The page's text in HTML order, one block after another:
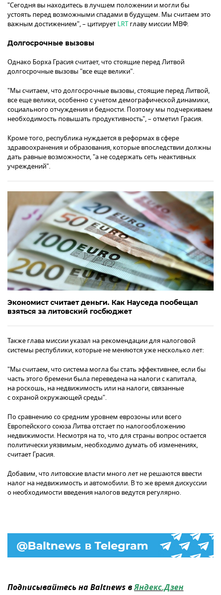
"Сегодня вы находитесь в лучшем положении и могли бы
устоять перед возможными спадами в будущем. Мы считаем это
важным достижением", – цитирует LRT главу миссии МВФ.
Долгосрочные вызовы
Однако Борха Грасия считает, что стоящие перед Литвой
долгосрочные вызовы "все еще велики".
"Мы считаем, что долгосрочные вызовы, стоящие перед Литвой,
все еще велики, особенно с учетом демографической динамики,
социального отчуждения и бедности. Поэтому мы подчеркиваем
необходимость повышать продуктивность", – отметил Грасия.
Кроме того, республика нуждается в реформах в сфере
здравоохранения и образования, которые впоследствии должны
дать равные возможности, "а не содержать сеть неактивных
учреждений".
Экономист считает деньги. Как Науседа пообещал
взяться за литовский госбюджет
Также глава миссии указал на рекомендации для налоговой
системы республики, которые не меняются уже несколько лет:
"Мы считаем, что система могла бы стать эффективнее, если бы
часть этого бремени была переведена на налоги с капитала,
на роскошь, на недвижимость или на налоги, связанные
с охраной окружающей среды".
По сравнению со средним уровнем еврозоны или всего
Европейского союза Литва отстает по налогообложению
недвижимости. Несмотря на то, что для страны вопрос остается
политически уязвимым, необходимо думать об изменениях,
считает Грасия.
Добавим, что литовские власти много лет не решаются ввести
налог на недвижимость и автомобили. В то же время дискуссии
о необходимости введения налогов ведутся регулярно.
Подписывайтесь на Baltnews вЯндекс.Дзен